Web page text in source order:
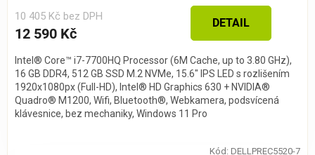
10 405 Kč bez DPH
12 590 Kč
DETAIL
Intel® Core™ i7-7700HQ Processor (6M Cache, up to 3.80 GHz),
16 GB DDR4, 512 GB SSD M.2 NVMe, 15.6" IPS LED s rozlišením
1920x1080px (Full-HD), Intel® HD Graphics 630 + NVIDIA®
Quadro® M1200, Wifi, Bluetooth®, Webkamera, podsvícená
klávesnice, bez mechaniky, Windows 11 Pro
Kód: DELLPREC5520-7